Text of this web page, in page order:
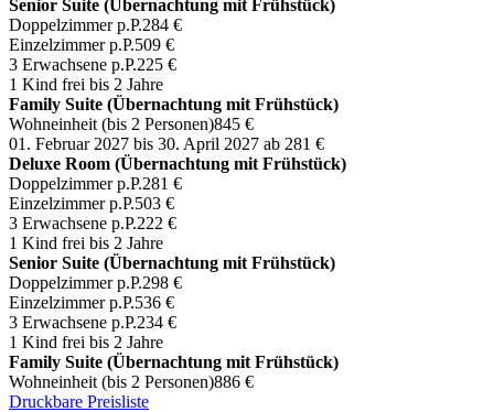
Senior Suite (Übernachtung mit Frühstück)
Doppelzimmer p.P.284 €
Einzelzimmer p.P.509 €
3 Erwachsene p.P.225 €
1 Kind frei bis 2 Jahre
Family Suite (Übernachtung mit Frühstück)
Wohneinheit (bis 2 Personen)845 €
01. Februar 2027 bis 30. April 2027 ab 281 €
Deluxe Room (Übernachtung mit Frühstück)
Doppelzimmer p.P.281 €
Einzelzimmer p.P.503 €
3 Erwachsene p.P.222 €
1 Kind frei bis 2 Jahre
Senior Suite (Übernachtung mit Frühstück)
Doppelzimmer p.P.298 €
Einzelzimmer p.P.536 €
3 Erwachsene p.P.234 €
1 Kind frei bis 2 Jahre
Family Suite (Übernachtung mit Frühstück)
Wohneinheit (bis 2 Personen)886 €
Druckbare Preisliste